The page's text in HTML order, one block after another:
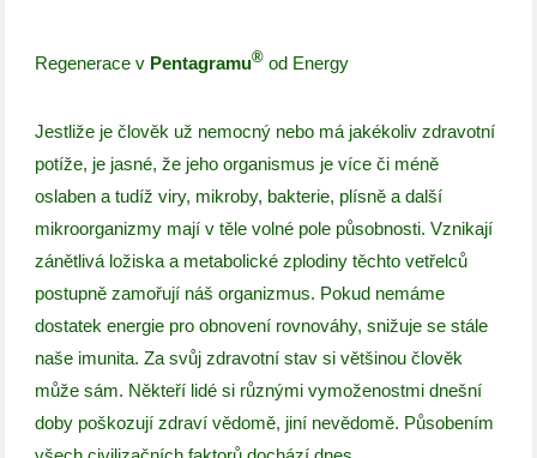
Regenerace v Pentagramu® od Energy
Jestliže je člověk už nemocný nebo má jakékoliv zdravotní
potíže, je jasné, že jeho organismus je více či méně
oslaben a tudíž viry, mikroby, bakterie, plísně a další
mikroorganizmy mají v těle volné pole působnosti. Vznikají
zánětlivá ložiska a metabolické zplodiny těchto vetřelců
postupně zamořují náš organizmus. Pokud nemáme
dostatek energie pro obnovení rovnováhy, snižuje se stále
naše imunita. Za svůj zdravotní stav si většinou člověk
může sám. Někteří lidé si různými vymoženostmi dnešní
doby poškozují zdraví vědomě, jiní nevědomě. Působením